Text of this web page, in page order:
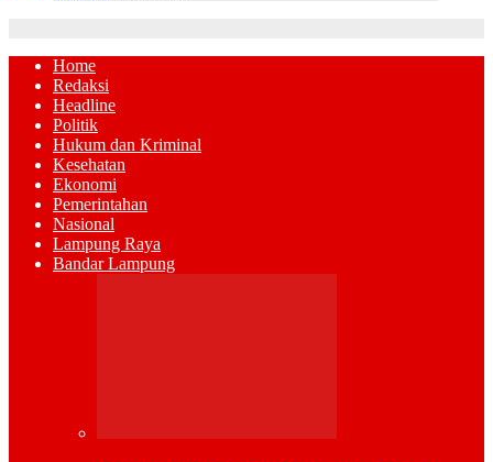
Home
Redaksi
Headline
Politik
Hukum dan Kriminal
Kesehatan
Ekonomi
Pemerintahan
Nasional
Lampung Raya
Bandar Lampung